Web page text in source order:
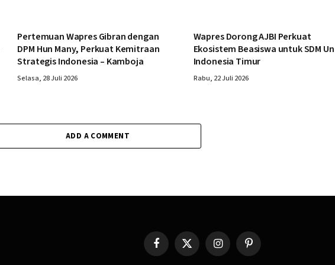
Pertemuan Wapres Gibran dengan
DPM Hun Many, Perkuat Kemitraan
Strategis Indonesia – Kamboja
Selasa, 28 Juli 2026
Wapres Dorong AJBI Perkuat
Ekosistem Beasiswa untuk SDM
Indonesia Timur
Rabu, 22 Juli 2026
ADD A COMMENT
FacebookX
(Twitter)
InstagramPinterest